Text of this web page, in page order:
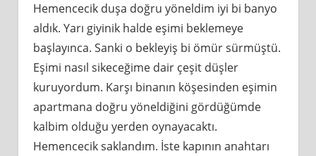
Hemencecik duşa doğru yöneldim iyi bi banyo
aldık. Yarı giyinik halde eşimi beklemeye
başlayınca. Sanki o bekleyiş bi ömür sürmüştü.
Eşimi nasıl sikeceğime dair çeşit düşler
kuruyordum. Karşı binanın köşesinden eşimin
apartmana doğru yöneldiğini gördüğümde
kalbim olduğu yerden oynayacaktı.
Hemencecik saklandım. İste kapının anahtarı